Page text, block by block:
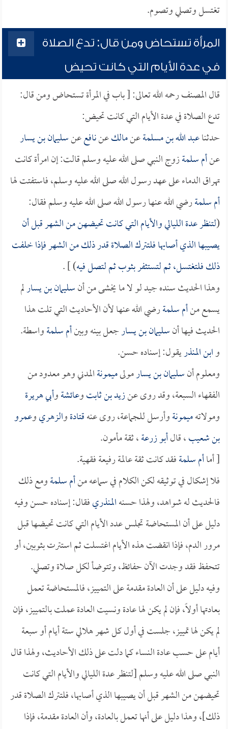
تغتسل وتصلي وتصوم.
المرأة تستحاض ومن قال: تدع الصلاة
في عدة الأيام التي كانت تحيض
قال المصنف رحمه الله تعالى: [ باب في المرأة تستحاض ومن قال:
تدع الصلاة في عدة الأيام التي كانت تحيض:
حدثناعبد الله بن مسلمةعنمالكعننافععنسليمان بن يسار
عنأم سلمةزوج النبي صلى الله عليه وسلم قالت: إن امرأة كانت
تهراق الدماء على عهد رسول الله صلى الله عليه وسلم، فاستفتت لها
أم سلمةرضي الله عنها رسول الله صلى الله عليه وسلم فقال:
(لتنظر عدة الليالي والأيام التي كانت تحيضهن من الشهر قبل أن
يصيبها الذي أصابها فلتترك الصلاة قدر ذلك من الشهر فإذا خلفت
ذلك فلتغتسل، ثم لتستثفر بثوب ثم لتصل فيه) ] .
وهذا الحديث سنده جيد لو لا ما يخشى من أنسليمان بن يسارلم
يسمع منأم سلمةرضي الله عنها لأن الأحاديث التي تلت هذا
الحديث فيها أنسليمان بن يسارجعل بينه وبينأم سلمةواسطة.
وابن المنذريقول: إسناده حسن.
ومعلوم أنسليمان بن يسارمولىميمونةالمدني وهو معدود من
الفقهاء السبعة، وقد روى عنزيد بن ثابتوعائشةوأبي هريرة
ومولاتهميمونةوأرسل للجماعة، روى عنهقتادةوالزهريوعمرو
بن شعيب، قالأبو زرعة، ثقة مأمون.
[ أماأم سلمةفقد كانت ثقة عالمة رفيعة فقهية.
فلا إشكال في توثيقه لكن الكلام في سماعه منأم سلمةومع ذلك
فالحديث له شواهد، ولهذا حسنهالمنذريفقال: إسناده حسن وفيه
دليل على أن المستحاضة تجلس عدد الأيام التي كانت تحيضها قبل
مرور الدم، فإذا انقضت هذه الأيام اغتسلت ثم استترت بثوبين، أو
تتحفظ فقد وجدت الآن حفائظ، وتتوضأ لكل صلاة وتصلي.
وفيه دليل على أن العادة مقدمة على التمييز، فالمستحاضة تعمل
بعادتها أولاً، فإن لم يكن لها عادة ونسيت العادة عملت بالتمييز، فإن
لم يكن لها تمييز، جلست في أول كل شهر هلالي ستة أيام أو سبعة
أيام على حسب عادة النساء كما دلت على ذلك الأحاديث، ولهذا قال
النبي صلى الله عليه وسلم [لتنظر عدة الليالي والأيام التي كانت
تحيضهن من الشهر قبل أن يصيبها الذي أصابها، فلتترك الصلاة قدر
ذلك]، وهذا دليل على أنها تعمل بالعادة، وأن العادة مقدمة، فإذا